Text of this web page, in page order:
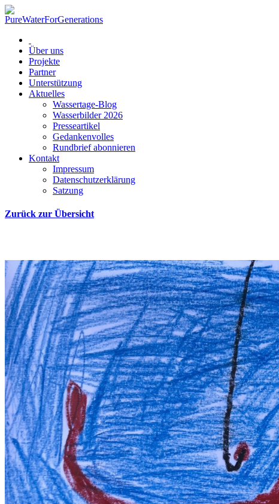
Über uns
Projekte
Partner
Unterstützung
Aktuelles
Wassertage-Blog
Wasserbilder 2026
Presseartikel
Gedankenvolles
Rundbrief abonnieren
Kontakt
Impressum
Datenschutzerklärung
Satzung
Zurück zur Übersicht